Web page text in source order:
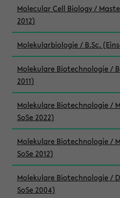
Molecular Cell Biology /
2012)
Molekularbiologie / B.Sc.
Molekulare Biotechnologie /
2011)
Molekulare Biotechnologie /
SoSe 2022)
Molekulare Biotechnologie /
SoSe 2012)
Molekulare Biotechnologie /
SoSe 2004)